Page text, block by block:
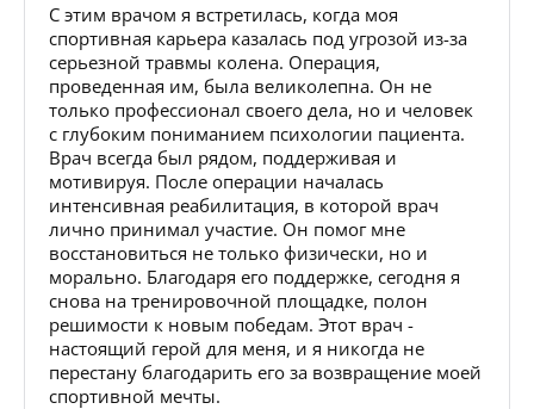
С этим врачом я встретилась, когда моя
спортивная карьера казалась под угрозой из-за
серьезной травмы колена. Операция,
проведенная им, была великолепна. Он не
только профессионал своего дела, но и человек
с глубоким пониманием психологии пациента.
Врач всегда был рядом, поддерживая и
мотивируя. После операции началась
интенсивная реабилитация, в которой врач
лично принимал участие. Он помог мне
восстановиться не только физически, но и
морально. Благодаря его поддержке, сегодня я
снова на тренировочной площадке, полон
решимости к новым победам. Этот врач -
настоящий герой для меня, и я никогда не
перестану благодарить его за возвращение моей
спортивной мечты.